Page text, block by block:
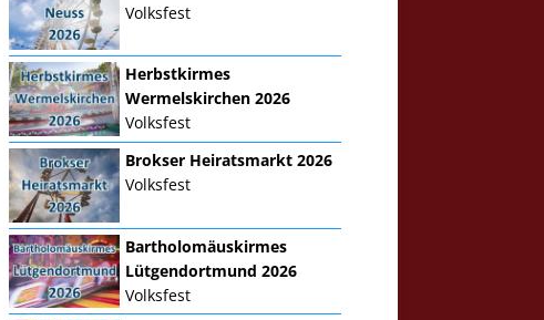
Volksfest
Herbstkirmes
Wermelskirchen 2026
Volksfest
Brokser Heiratsmarkt 2026
Volksfest
Bartholomäuskirmes
Lütgendortmund 2026
Volksfest